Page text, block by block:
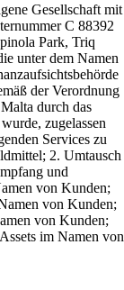
Gesellschaft mit
C 88392
Park, Triq
unter dem Namen
der Verordnung
durch das
zugelassen
Services zu
2. Umtausch
und
von Kunden;
von Kunden;
von Kunden;
im Namen von